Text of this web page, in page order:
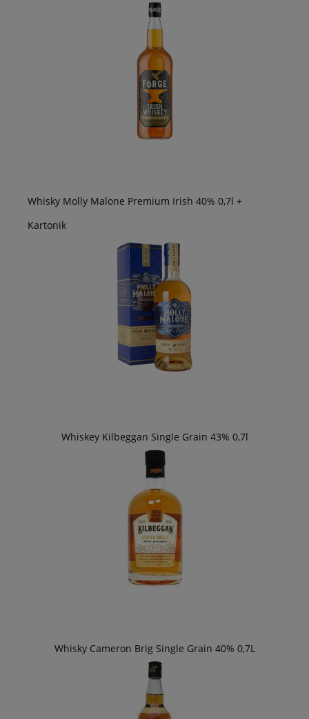
Whisky Molly Malone Premium Irish 40% 0,7l +
Kartonik
Whiskey Kilbeggan Single Grain 43% 0,7l
Whisky Cameron Brig Single Grain 40% 0,7L